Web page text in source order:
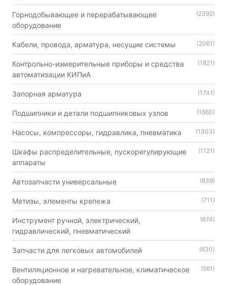
Горнодобывающее и перерабатывающее
оборудование
(2392)
Кабели, провода, арматура, несущие системы (2061)
Контрольно-измерительные приборы и средства
автоматизации КИПиА
(1821)
Запорная арматура (1741)
Подшипники и детали подшипниковых узлов (1660)
Насосы, компрессоры, гидравлика, пневматика (1303)
Шкафы распределительные, пускорегулирующие
аппараты
(1121)
Автозапчасти универсальные (839)
Метизы, элементы крепежа (711)
Инструмент ручной, электрический,
гидравлический, пневматический
(674)
Запчасти для легковых автомобилей (630)
Вентиляционное и нагревательное, климатическое
оборудование
(561)